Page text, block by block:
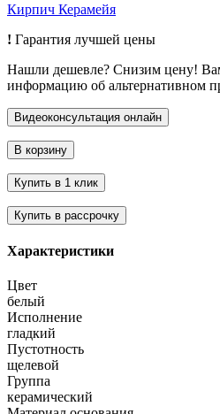
Кирпич Керамейя
! Гарантия лучшей цены
Нашли дешевле? Снизим цену!
информацию об альтернативном
Характеристики
Цвет
белый
Исполнение
гладкий
Пустотность
щелевой
Группа
керамический